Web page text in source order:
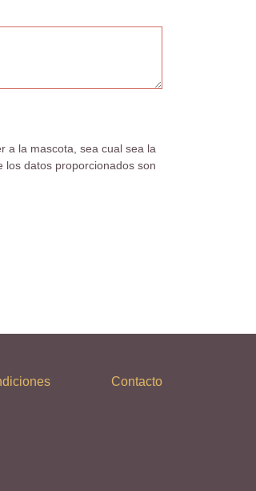
a la mascota, sea cual sea la
los datos proporcionados son
Contacto